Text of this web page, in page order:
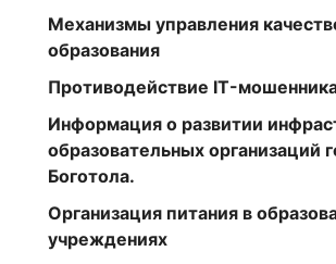
Механизмы управления
образования
Противодействие IT-
Информация о развитии
образовательных организаций
Боготола.
Организация питания в
учреждениях